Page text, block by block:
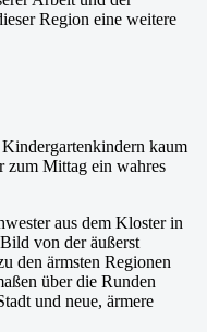
Region eine weitere
kaum
zum Mittag ein wahres
aus dem Kloster in
von der äußerst
den ärmsten Regionen
über die Runden
und neue, ärmere